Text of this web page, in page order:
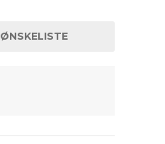
ØNSKELISTE